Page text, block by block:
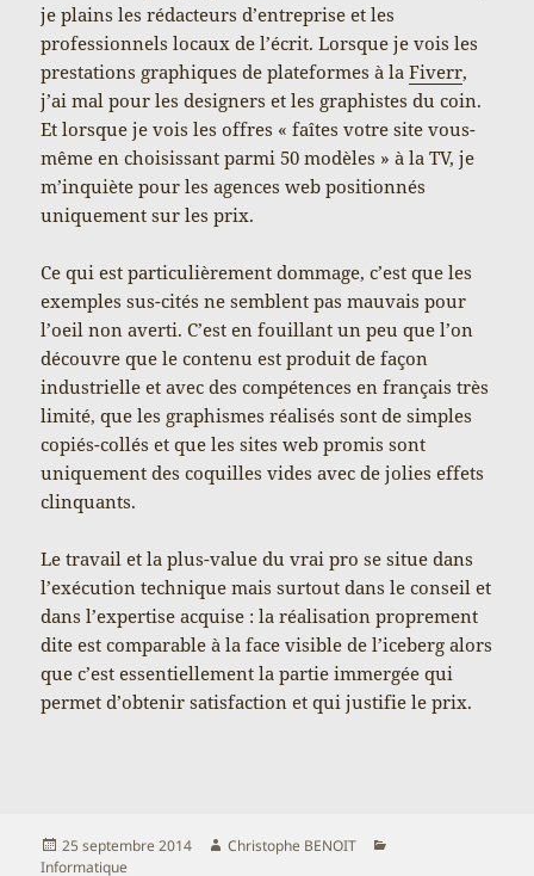
je plains les rédacteurs d’entreprise et les
professionnels locaux de l’écrit. Lorsque je vois les
prestations graphiques de plateformes à laFiverr,
j’ai mal pour les designers et les graphistes du coin.
Et lorsque je vois les offres « faîtes votre site vous-
même en choisissant parmi 50 modèles » à la TV, je
m’inquiète pour les agences web positionnés
uniquement sur les prix.
Ce qui est particulièrement dommage, c’est que les
exemples sus-cités ne semblent pas mauvais pour
l’oeil non averti. C’est en fouillant un peu que l’on
découvre que le contenu est produit de façon
industrielle et avec des compétences en français très
limité, que les graphismes réalisés sont de simples
copiés-collés et que les sites web promis sont
uniquement des coquilles vides avec de jolies effets
clinquants.
Le travail et la plus-value du vrai pro se situe dans
l’exécution technique mais surtout dans le conseil et
dans l’expertise acquise : la réalisation proprement
dite est comparable à la face visible de l’iceberg alors
que c’est essentiellement la partie immergée qui
permet d’obtenir satisfaction et qui justifie le prix.
Publié
le
25 septembre 2014 Auteur
Christophe BENOIT
Informatique